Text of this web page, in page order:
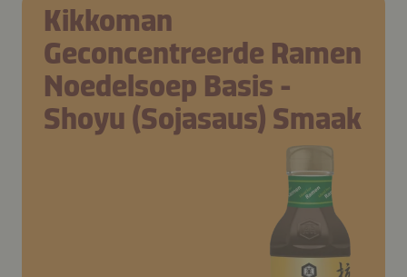
Kikkoman
Geconcentreerde Ramen
Noedelsoep Basis -
Shoyu (Sojasaus) Smaak